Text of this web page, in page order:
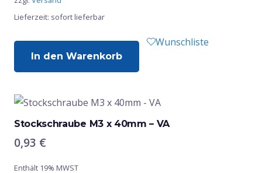
Lieferzeit: sofort lieferbar
In den Warenkorb
Wunschliste
Stockschraube M3 x 40mm – VA
0,93 €
Enthält 19% MWST